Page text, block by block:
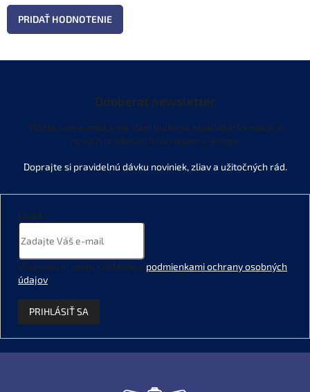
PRIDAŤ HODNOTENIE
Odoberať newsletter
Vložte svoj e-mail a my Vám budeme zasielať informácie o
nových produktoch na našom e-shope.
Email
Vložením e-mailu súhlasíte s podmienkami ochrany osobných
údajov.
PRIHLÁSIŤ SA